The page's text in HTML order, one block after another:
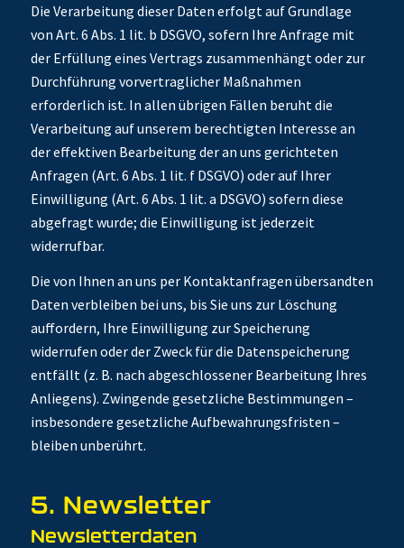
Die Verarbeitung dieser Daten erfolgt auf Grundlage
von Art. 6 Abs. 1 lit. b DSGVO, sofern Ihre Anfrage mit
der Erfüllung eines Vertrags zusammenhängt oder zur
Durchführung vorvertraglicher Maßnahmen
erforderlich ist. In allen übrigen Fällen beruht die
Verarbeitung auf unserem berechtigten Interesse an
der effektiven Bearbeitung der an uns gerichteten
Anfragen (Art. 6 Abs. 1 lit. f DSGVO) oder auf Ihrer
Einwilligung (Art. 6 Abs. 1 lit. a DSGVO) sofern diese
abgefragt wurde; die Einwilligung ist jederzeit
widerrufbar.
Die von Ihnen an uns per Kontaktanfragen übersandten
Daten verbleiben bei uns, bis Sie uns zur Löschung
auffordern, Ihre Einwilligung zur Speicherung
widerrufen oder der Zweck für die Datenspeicherung
entfällt (z. B. nach abgeschlossener Bearbeitung Ihres
Anliegens). Zwingende gesetzliche Bestimmungen –
insbesondere gesetzliche Aufbewahrungsfristen –
bleiben unberührt.
5. Newsletter
Newsletter­daten